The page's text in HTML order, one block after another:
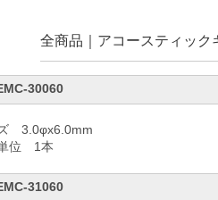
全商品 アコースティック
30060
3.0φx6.0mm
位 1本
31060